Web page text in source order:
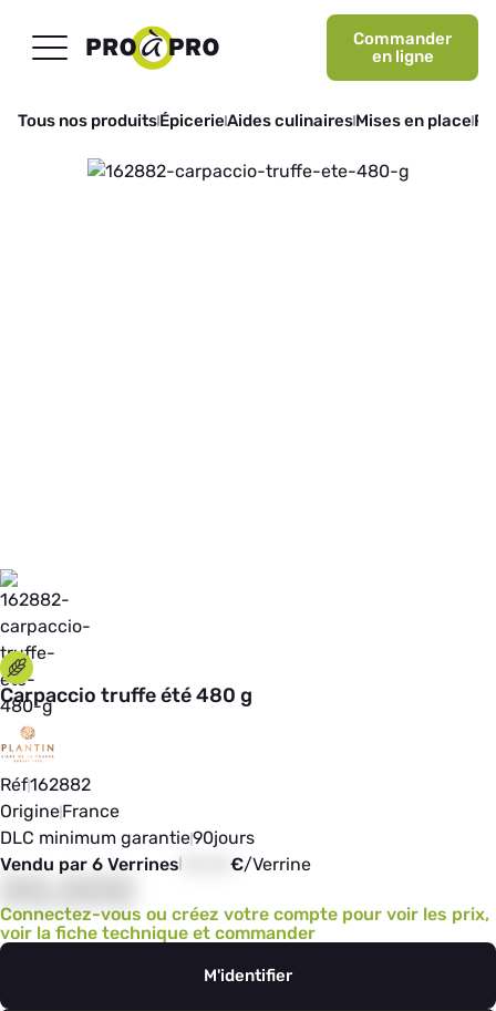
Commander
en ligne
Tous nos produitsÉpicerieAides culinairesMises en place
Carpaccio truffe été 480 g
Réf162882
OrigineFrance
DLC minimum garantie90jours
Vendu par 6 Verrines
€/Verrine
Connectez-vous ou créez votre compte pour voir les prix,
voir la fiche technique et commander
M'identifier